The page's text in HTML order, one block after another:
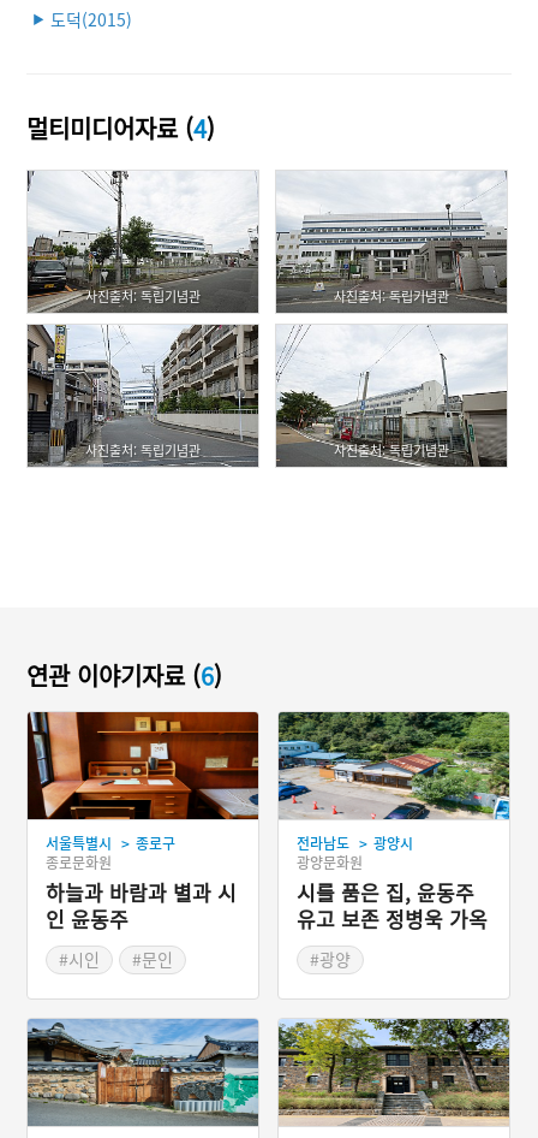
▶ 도덕(2015)
멀티미디어자료 (4)
사진출처: 독립기념관 사진출처: 독립기념관
사진출처: 독립기념관 사진출처: 독립기념관
연관 이야기자료 (6)
서울특별시 > 종로구
종로문화원
하늘과 바람과 별과 시
인 윤동주
#시인
#문인
전라남도 > 광양시
광양문화원
시를 품은 집, 윤동주
유고 보존 정병욱 가옥
#광양
#근현대인물공간